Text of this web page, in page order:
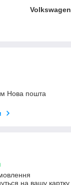
Volkswagen
Нова пошта
на вашу картку